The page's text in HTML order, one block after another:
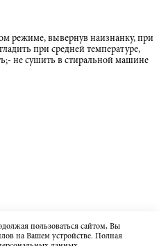
режиме, вывернув наизнанку, при
при средней температуре,
не сушить в стиральной машине
пользоваться сайтом, Вы
на Вашем устройстве. Полная